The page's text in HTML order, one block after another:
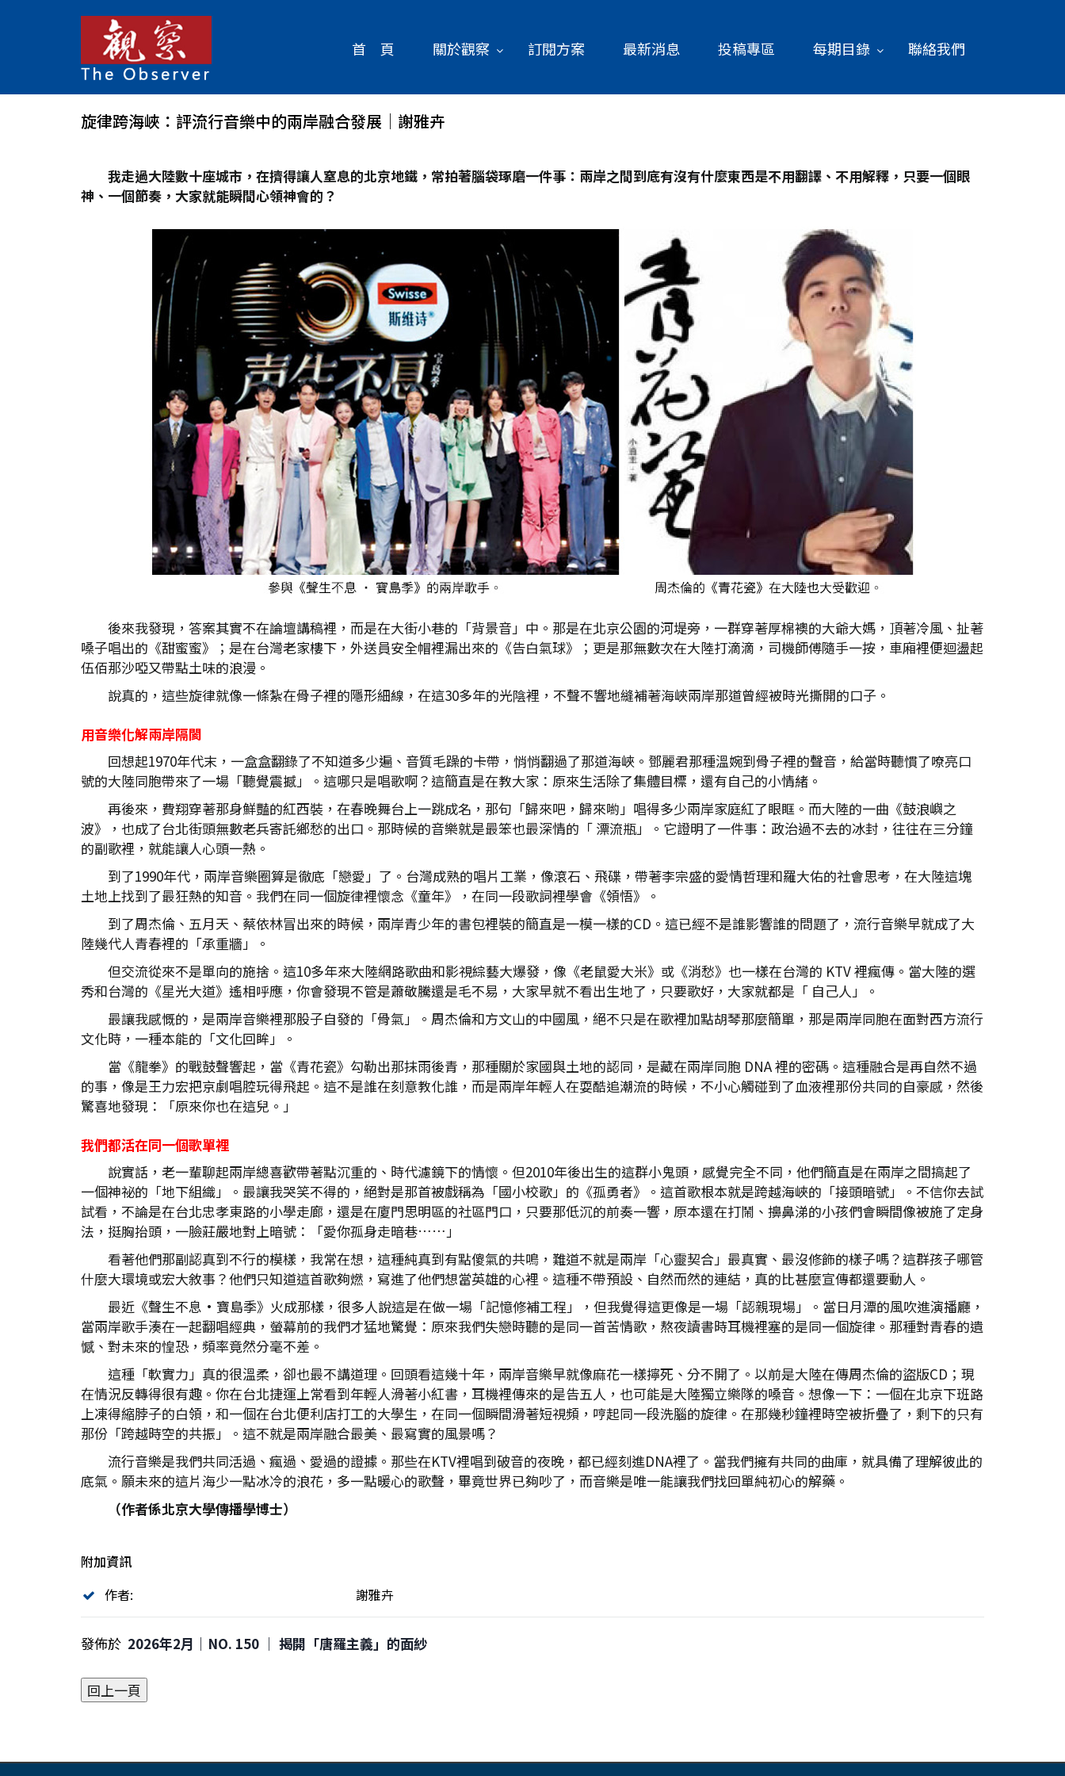
首 頁 關於觀察 訂閱方案 最新消息 投稿專區 每期目錄 聯絡我們
旋律跨海峽：評流行音樂中的兩岸融合發展│謝雅卉
我走過大陸數十座城市，在擠得讓人窒息的北京地鐵，常拍著腦袋琢磨一件事：兩岸之間到底有沒有什麼東西是不用翻譯、不用解釋，只要一個眼
神、一個節奏，大家就能瞬間心領神會的？
後來我發現，答案其實不在論壇講稿裡，而是在大街小巷的「背景音」中。那是在北京公園的河堤旁，一群穿著厚棉襖的大爺大媽，頂著冷風、扯著
嗓子唱出的《甜蜜蜜》；是在台灣老家樓下，外送員安全帽裡漏出來的《告白氣球》；更是那無數次在大陸打滴滴，司機師傅隨手一按，車廂裡便迴盪起
伍佰那沙啞又帶點土味的浪漫。
說真的，這些旋律就像一條紮在骨子裡的隱形細線，在這30多年的光陰裡，不聲不響地縫補著海峽兩岸那道曾經被時光撕開的口子。
用音樂化解兩岸隔閡
回想起1970年代末，一盒盒翻錄了不知道多少遍、音質毛躁的卡帶，悄悄翻過了那道海峽。鄧麗君那種溫婉到骨子裡的聲音，給當時聽慣了嘹亮口
號的大陸同胞帶來了一場「聽覺震撼」。這哪只是唱歌啊？這簡直是在教大家：原來生活除了集體目標，還有自己的小情緒。
再後來，費翔穿著那身鮮豔的紅西裝，在春晚舞台上一跳成名，那句「歸來吧，歸來喲」唱得多少兩岸家庭紅了眼眶。而大陸的一曲《鼓浪嶼之
波》，也成了台北街頭無數老兵寄託鄉愁的出口。那時候的音樂就是最笨也最深情的「 漂流瓶」。它證明了一件事：政治過不去的冰封，往往在三分鐘
的副歌裡，就能讓人心頭一熱。
到了1990年代，兩岸音樂圈算是徹底「戀愛」了。台灣成熟的唱片工業，像滾石、飛碟，帶著李宗盛的愛情哲理和羅大佑的社會思考，在大陸這塊
土地上找到了最狂熱的知音。我們在同一個旋律裡懷念《童年》，在同一段歌詞裡學會《領悟》。
到了周杰倫、五月天、蔡依林冒出來的時候，兩岸青少年的書包裡裝的簡直是一模一樣的CD。這已經不是誰影響誰的問題了，流行音樂早就成了大
陸幾代人青春裡的「承重牆」。
但交流從來不是單向的施捨。這10多年來大陸網路歌曲和影視綜藝大爆發，像《老鼠愛大米》或《消愁》也一樣在台灣的 KTV 裡瘋傳。當大陸的選
秀和台灣的《星光大道》遙相呼應，你會發現不管是蕭敬騰還是毛不易，大家早就不看出生地了，只要歌好，大家就都是「 自己人」。
最讓我感慨的，是兩岸音樂裡那股子自發的「骨氣」。周杰倫和方文山的中國風，絕不只是在歌裡加點胡琴那麼簡單，那是兩岸同胞在面對西方流行
文化時，一種本能的「文化回眸」。
當《龍拳》的戰鼓聲響起，當《青花瓷》勾勒出那抹雨後青，那種關於家國與土地的認同，是藏在兩岸同胞 DNA 裡的密碼。這種融合是再自然不過
的事，像是王力宏把京劇唱腔玩得飛起。這不是誰在刻意教化誰，而是兩岸年輕人在耍酷追潮流的時候，不小心觸碰到了血液裡那份共同的自豪感，然後
驚喜地發現：「原來你也在這兒。」
我們都活在同一個歌單裡
說實話，老一輩聊起兩岸總喜歡帶著點沉重的、時代濾鏡下的情懷。但2010年後出生的這群小鬼頭，感覺完全不同，他們簡直是在兩岸之間搞起了
一個神祕的「地下組織」。最讓我哭笑不得的，絕對是那首被戲稱為「國小校歌」的《孤勇者》。這首歌根本就是跨越海峽的「接頭暗號」。不信你去試
試看，不論是在台北忠孝東路的小學走廊，還是在廈門思明區的社區門口，只要那低沉的前奏一響，原本還在打鬧、擤鼻涕的小孩們會瞬間像被施了定身
法，挺胸抬頭，一臉莊嚴地對上暗號：「愛你孤身走暗巷……」
看著他們那副認真到不行的模樣，我常在想，這種純真到有點傻氣的共鳴，難道不就是兩岸「心靈契合」最真實、最沒修飾的樣子嗎？這群孩子哪管
什麼大環境或宏大敘事？他們只知道這首歌夠燃，寫進了他們想當英雄的心裡。這種不帶預設、自然而然的連結，真的比甚麼宣傳都還要動人。
最近《聲生不息•寶島季》火成那樣，很多人說這是在做一場「記憶修補工程」，但我覺得這更像是一場「認親現場」。當日月潭的風吹進演播廳，
當兩岸歌手湊在一起翻唱經典，螢幕前的我們才猛地驚覺：原來我們失戀時聽的是同一首苦情歌，熬夜讀書時耳機裡塞的是同一個旋律。那種對青春的遺
憾、對未來的惶恐，頻率竟然分毫不差。
這種「軟實力」真的很溫柔，卻也最不講道理。回頭看這幾十年，兩岸音樂早就像麻花一樣擰死、分不開了。以前是大陸在傳周杰倫的盜版CD；現
在情況反轉得很有趣。你在台北捷運上常看到年輕人滑著小紅書，耳機裡傳來的是告五人，也可能是大陸獨立樂隊的嗓音。想像一下：一個在北京下班路
上凍得縮脖子的白領，和一個在台北便利店打工的大學生，在同一個瞬間滑著短視頻，哼起同一段洗腦的旋律。在那幾秒鐘裡時空被折疊了，剩下的只有
那份「跨越時空的共振」。這不就是兩岸融合最美、最寫實的風景嗎？
流行音樂是我們共同活過、瘋過、愛過的證據。那些在KTV裡唱到破音的夜晚，都已經刻進DNA裡了。當我們擁有共同的曲庫，就具備了理解彼此的
底氣。願未來的這片海少一點冰冷的浪花，多一點暖心的歌聲，畢竟世界已夠吵了，而音樂是唯一能讓我們找回單純初心的解藥。
（作者係北京大學傳播學博士）
附加資訊
作者:
謝雅卉
發佈於 2026年2月｜NO. 150 │ 揭開「唐羅主義」的面紗